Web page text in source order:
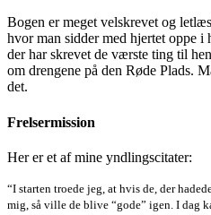
Bogen er meget velskrevet og
hvor man sidder med hjertet oppe i
der har skrevet de værste ting til
om drengene på den Røde Plads.
det.
Frelsermission
Her er et af mine yndlingscitater:
“I starten troede jeg, at hvis de, der
mig, så ville de blive “gode” igen. I dag